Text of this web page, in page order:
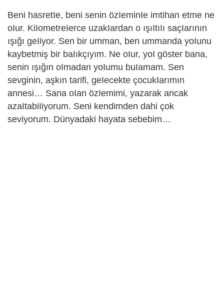
Beni hasretIe, beni senin özIeminIe imtihan etme ne
oIur. KiIometreIerce uzakIardan o ışıItıIı saçIarının
ışığı geIiyor. Sen bir umman, ben ummanda yoIunu
kaybetmiş bir baIıkçıyım. Ne oIur, yoI göster bana,
senin ışığın oImadan yoIumu buIamam. Sen
sevginin, aşkın tarifi, geIecekte çocukIarımın
annesi… Sana oIan özIemimi, yazarak ancak
azaItabiIiyorum. Seni kendimden dahi çok
seviyorum. Dünyadaki hayata sebebim…